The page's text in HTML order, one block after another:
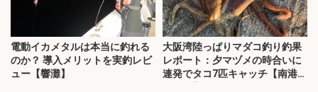
電動イカメタルは本当に釣れる
のか？ 導入メリットを実釣レビ
ュー【響灘】
大阪湾陸っぱりマダコ釣り釣果
レポート：夕マヅメの時合いに
連発でタコ7匹キャッチ【南港魚